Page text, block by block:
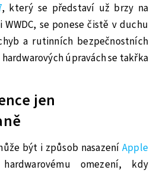
, který se představí už brzy na
se ponese čistě v duchu
a rutinních bezpečnostních
úpravách se takřka
jen
být i způsob nasazení Apple
omezení, kdy